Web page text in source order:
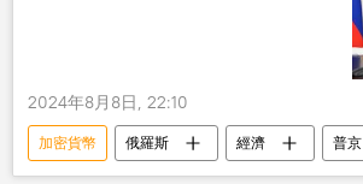
2024年8月8日, 22:10
加密貨幣 俄羅斯 經濟 普京